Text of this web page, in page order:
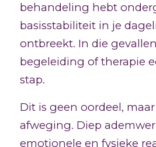
behandeling hebt
basisstabiliteit in je
ontbreekt. In die
begeleiding of therapie
stap.
Dit is geen oordeel,
afweging. Diep
emotionele en fysieke